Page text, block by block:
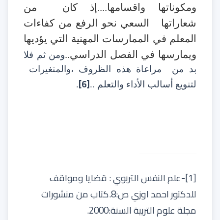
ومكوناتها واقسامها....إذ كان
من
شعاراتها
السعي نحو الرفع من كفاءات
المعلم في الممارسات المهنية التي يؤديها
ويمارسها في الفصل الدراسي..ومن ثم فلا
بد من
مراعاة هذه الظروف ،والمتغيرات
لتنويع أسالب الأداء والتعلم ..[6]
.
[1]-علم النفس التربوي : قضايا ومواقف
للدكتور احمد اوزي ص:8.كتاب من منشورات
مجلة علوم التربية السنة:2000.